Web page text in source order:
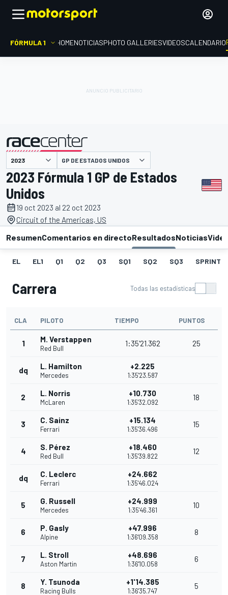
FÓRMULA 1 HOMENOTICIASPHOTO GALLERIESVIDEOSCALENDARIO
presentado por GP DE ESTADOS UNIDOS
2023 Fórmula 1 GP de Estados
Unidos
19 oct 2023 al 22 oct 2023
Circuit of the Americas, US
ResumenComentarios en directoResultadosNoticias
EL EL1 Q1 Q2 Q3 SQ1 SQ2 SQ3 SPRINT
Carrera Todas las estadísticas
CLA PILOTO TIEMPO PUNTOS
1 M. Verstappen
Red Bull
1:35'21.362 25
dq L. Hamilton
Mercedes
+2.225
1:35'23.587
2 L. Norris
McLaren
+10.730
1:35'32.092
18
3 C. Sainz
Ferrari
+15.134
1:35'36.496
15
4 S. Pérez
Red Bull
+18.460
1:35'39.822
12
dq C. Leclerc
Ferrari
+24.662
1:35'46.024
5 G. Russell
Mercedes
+24.999
1:35'46.361
10
6 P. Gasly
Alpine
+47.996
1:36'09.358
8
7 L. Stroll
Aston Martin
+48.696
1:36'10.058
6
8 Y. Tsunoda
Racing Bulls
+1'14.385
1:36'35.747
5